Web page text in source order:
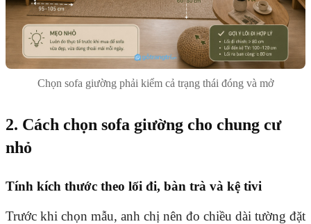
Chọn sofa giường phải kiểm cả trạng thái đóng và mở
2. Cách chọn sofa giường cho chung cư
nhỏ
Tính kích thước theo lối đi, bàn trà và kệ tivi
Trước khi chọn mẫu, anh chị nên đo chiều dài tường đặt